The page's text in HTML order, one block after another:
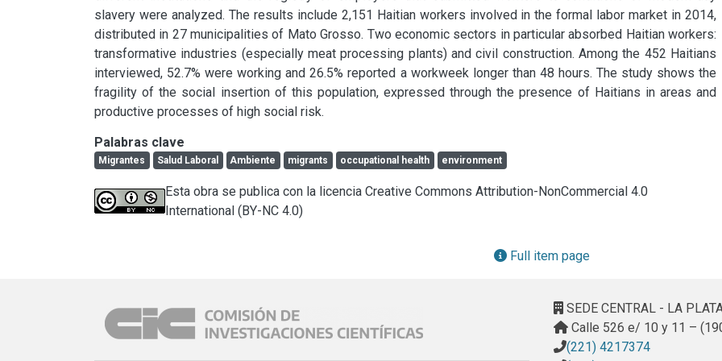
slavery were analyzed. The results include 2,151 Haitian workers involved in the formal labor market in 2014,
distributed in 27 municipalities of Mato Grosso. Two economic sectors in particular absorbed Haitian workers:
transformative industries (especially meat processing plants) and civil construction. Among the 452 Haitians
interviewed, 52.7% were working and 26.5% reported a workweek longer than 48 hours. The study shows the
fragility of the social insertion of this population, expressed through the presence of Haitians in areas and
productive processes of high social risk.
Palabras clave
Migrantes Salud Laboral Ambiente migrants occupational health environment
Esta obra se publica con la licencia Creative Commons Attribution-NonCommercial 4.0
International (BY-NC 4.0)
Full item page
SEDE CENTRAL - LA
Calle 526 e/ 10 y 11 –
(221) 4217374